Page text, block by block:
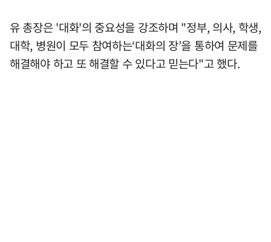
유 총장은 '대화'의 중요성을 강조하며 "정부, 의사, 학생,
대학, 병원이 모두 참여하는‘대화의 장’을 통하여 문제를
해결해야 하고 또 해결할 수 있다고 믿는다"고 했다.